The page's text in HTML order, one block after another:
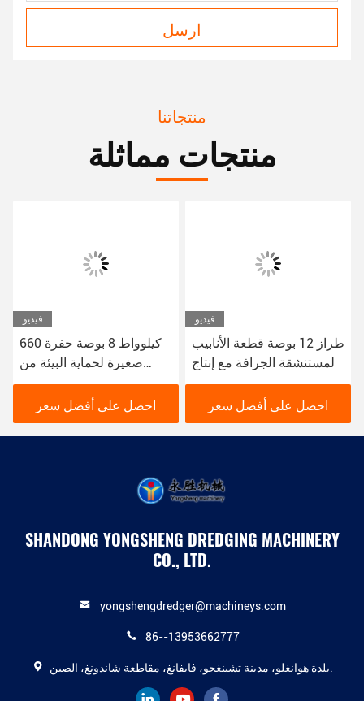
ارسل
منتجاتنا
منتجات مماثلة
فيديو
660 كيلوواط 8 بوصة حفرة
صغيرة لحماية البيئة من
حفرة النهر الحضرية
احصل على أفضل سعر
فيديو
طراز 12 بوصة قطعة الأنابيب
المستنشقة الجرافة مع إنتاج
من 200 متر مكعب في
الساعةاحصل على أفضل سعر
SHANDONG YONGSHENG DREDGING MACHINERY
CO., LTD.
yongshengdredger@machineys.com
86--13953662777
بلدة هوانغلو، مدينة تشينغجو، فايفانغ، مقاطعة شاندونغ، الصين.